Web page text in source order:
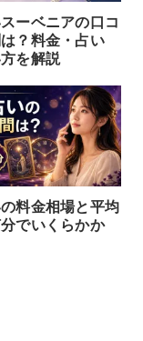
ーベニアの口コ
？料金・占い
を解説
料金相場と平均
でいくらかか